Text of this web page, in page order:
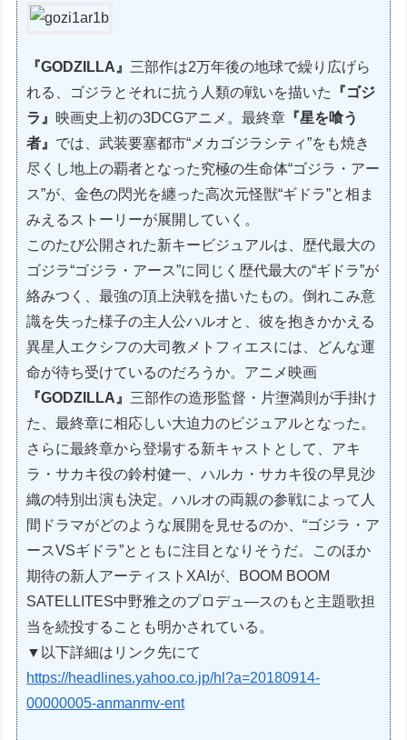
『GODZILLA』 三部作は2万年後の地球で繰り広げら
れる、ゴジラとそれに抗う人類の戦いを描いた
『ゴジ
ラ』 映画史上初の3DCGアニメ。最終章 『星を喰う
者』 では、武装要塞都市“メカゴジラシティ”をも焼き
尽くし地上の覇者となった究極の生命体“ゴジラ・アー
ス”が、金色の閃光を纏った高次元怪獣“ギドラ”と相ま
みえるストーリーが展開していく。
このたび公開された新キービジュアルは、歴代最大の
ゴジラ“ゴジラ・アース”に同じく歴代最大の“ギドラ”が
絡みつく、最強の頂上決戦を描いたもの。倒れこみ意
識を失った様子の主人公ハルオと、彼を抱きかかえる
異星人エクシフの大司教メトフィエスには、どんな運
命が待ち受けているのだろうか。アニメ映画
『GODZILLA』 三部作の造形監督・片塰満則が手掛け
た、最終章に相応しい大迫力のビジュアルとなった。
さらに最終章から登場する新キャストとして、アキ
ラ・サカキ役の鈴村健一、ハルカ・サカキ役の早見沙
織の特別出演も決定。ハルオの両親の参戦によって人
間ドラマがどのような展開を見せるのか、“ゴジラ・ア
ースVSギドラ”とともに注目となりそうだ。このほか
期待の新人アーティストXAIが、BOOM BOOM
SATELLITES中野雅之のプロデュ―スのもと主題歌担
当を続投することも明かされている。
▼以下詳細はリンク先にて
https://headlines.yahoo.co.jp/hl?a=20180914-
00000005-anmanmv-ent